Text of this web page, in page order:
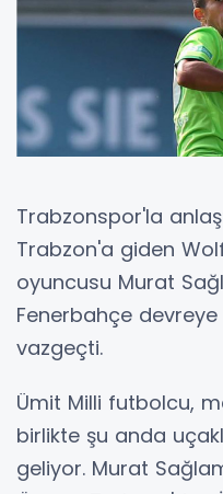
Trabzonspor'la
Trabzon'a giden
oyuncusu Murat
Fenerbahçe
vazgeçti.
Ümit Milli futbolcu,
birlikte şu anda
geliyor. Murat